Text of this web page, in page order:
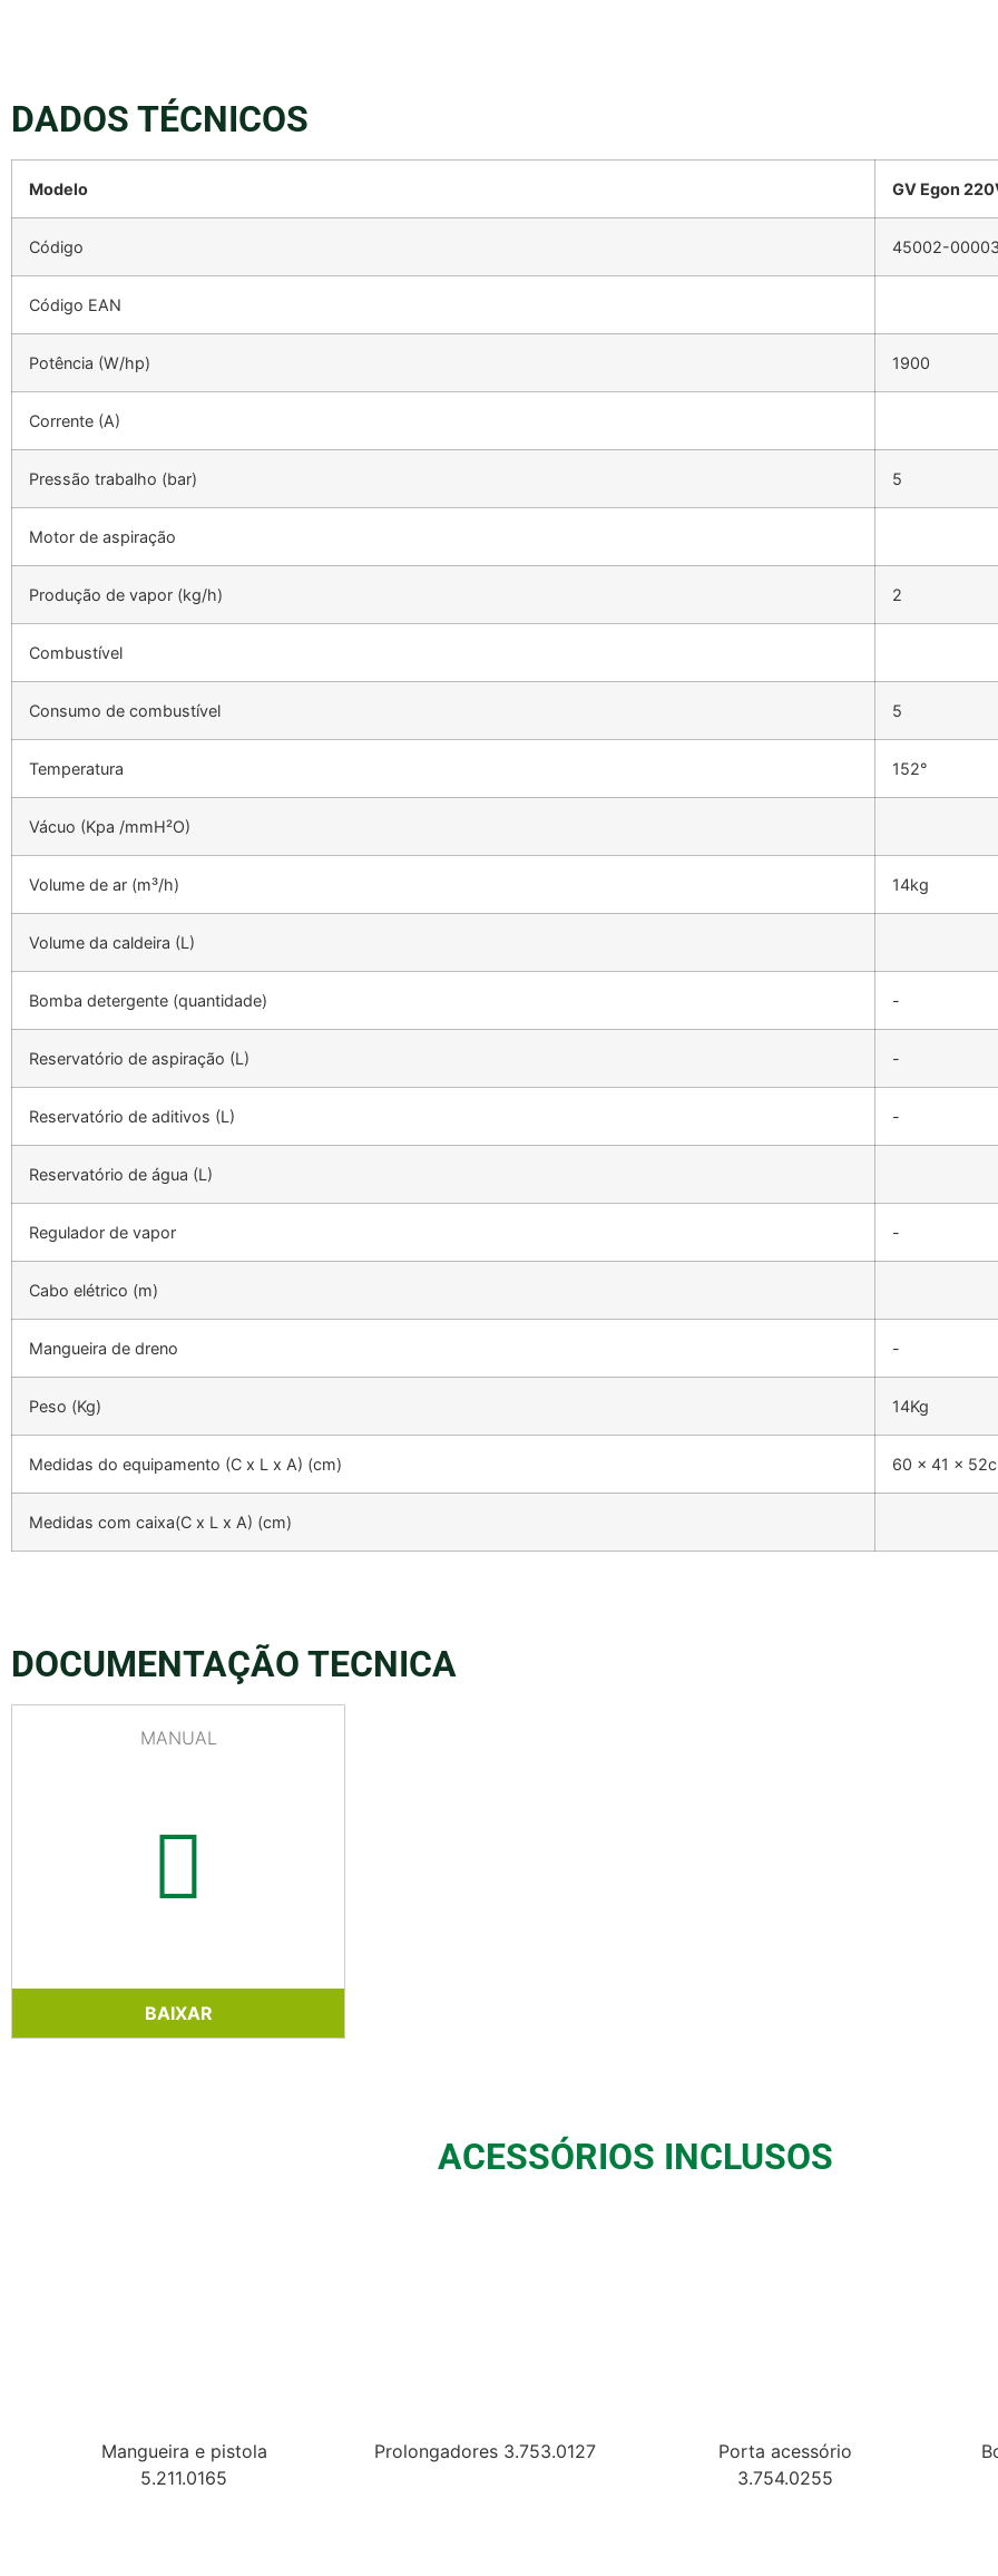
DADOS TÉCNICOS
Modelo GV Egon
Código 45002-
Código EAN
Potência (W/hp) 1900
Corrente (A)
Pressão trabalho (bar) 5
Motor de aspiração
Produção de vapor (kg/h) 2
Combustível
Consumo de combustível 5
Temperatura 152°
Vácuo (Kpa /mmH²O)
Volume de ar (m³/h) 14kg
Volume da caldeira (L)
Bomba detergente (quantidade) -
Reservatório de aspiração (L) -
Reservatório de aditivos (L) -
Reservatório de água (L)
Regulador de vapor -
Cabo elétrico (m)
Mangueira de dreno -
Peso (Kg) 14Kg
Medidas do equipamento (C x L x A) (cm) 60 x 41 x
Medidas com caixa(C x L x A) (cm)
DOCUMENTAÇÃO TECNICA
MANUAL
BAIXAR
ACESSÓRIOS INCLUSOS
Mangueira e pistola
5.211.0165
Prolongadores 3.753.0127
Porta acessório
3.754.0255